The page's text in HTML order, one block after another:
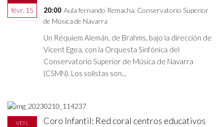
févr. 15 20:00 Aula fernando Remacha, Conservatorio Superior
de Música de Navarra
Un Réquiem Alemán, de Brahms, bajo la dirección de
Vicent Egea, con la Orquesta Sinfónica del
Conservatorio Superior de Música de Navarra
(CSMN). Los solistas son...
VEN. Coro Infantil: Red coral centros educativos